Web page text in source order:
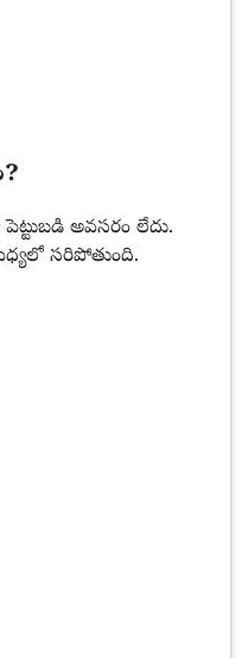
అవసరం లేదు.
సరిపోతుంది.